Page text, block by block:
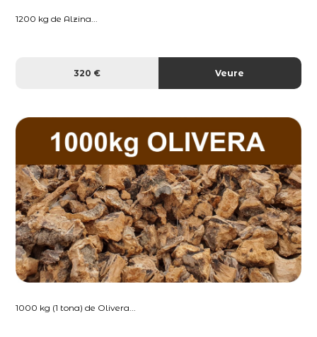
1200 kg de Alzina...
320 € Veure
1000 kg (1 tona) de Olivera...